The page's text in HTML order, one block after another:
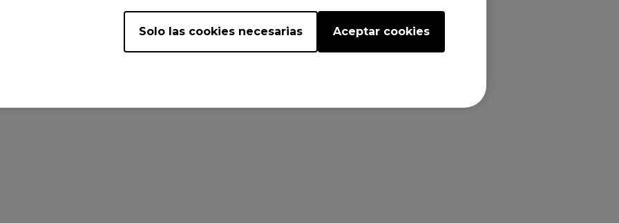
Solo las cookies necesarias Aceptar cookies